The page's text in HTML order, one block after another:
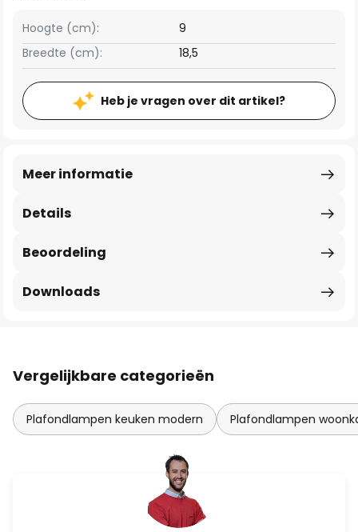
Breedte (cm): 18,5
Hoogte (cm): 9
Heb je vragen over dit artikel?
Details
Meer informatie
Beoordeling
Downloads
Vergelijkbare categorieën
Plafondlampen keuken modern Plafondlampen